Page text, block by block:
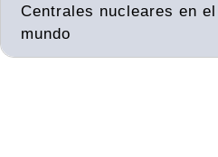
Centrales nucleares en el
mundo